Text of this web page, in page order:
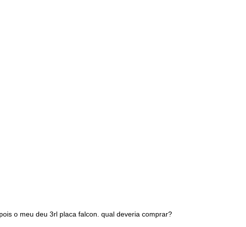
o meu deu 3rl placa falcon. qual deveria comprar?